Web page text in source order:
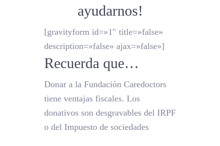
ayudarnos!
[gravityform id=»1″ title=»false»
description=»false» ajax=»false»]
Recuerda que…
Donar a la Fundación Caredoctors
tiene ventajas fiscales. Los
donativos son desgravables del IRPF
o del Impuesto de sociedades